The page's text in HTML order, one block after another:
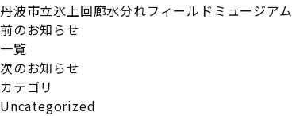
丹波市立氷上回廊水分れフィールドミュージアム
前のお知らせ
一覧
次のお知らせ
カテゴリ
Uncategorized